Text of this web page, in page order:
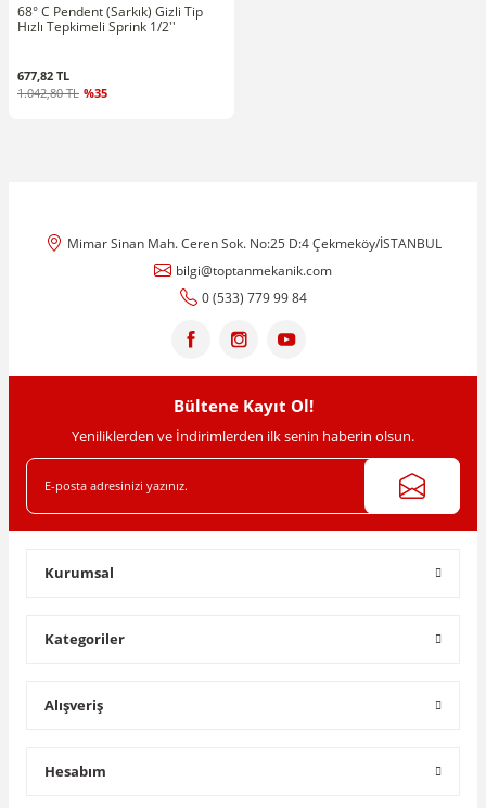
68° C Pendent (Sarkık) Gizli Tip
Hızlı Tepkimeli Sprink 1/2''
677,82 TL
1.042,80 TL %35
Mimar Sinan Mah. Ceren Sok. No:25 D:4 Çekmeköy/İSTANBUL
bilgi@toptanmekanik.com
0 (533) 779 99 84
Bültene Kayıt Ol!
Yeniliklerden ve İndirimlerden ilk senin haberin olsun.
Kurumsal
Kategoriler
Alışveriş
Hesabım